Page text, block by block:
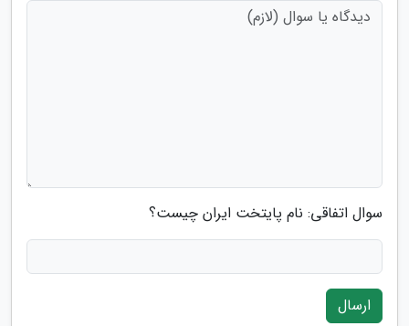
سوال اتفاقی: نام پایتخت ایران چیست؟
ارسال